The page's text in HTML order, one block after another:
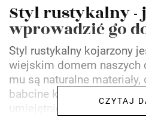
Styl rustykalny -
wprowadzić go
Styl rustykalny kojarzony
wiejskim domem naszych
mu są naturalne
babcine koroneczki. Jak
umiejętnie do swojego...
CZYTAJ